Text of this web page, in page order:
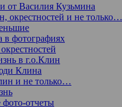
от Василия Кузьмина
окрестностей и не только…
в фотографиях
в г.о.Клин
Клина
и не только…
фото-отчеты